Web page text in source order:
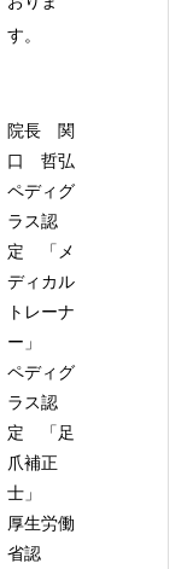
す。
院長 関
口 哲弘
ペディグ
ラス認
定 「メ
ディカル
トレーナ
ー」
ペディグ
ラス認
定 「足
爪補正
士」
厚生労働
省認